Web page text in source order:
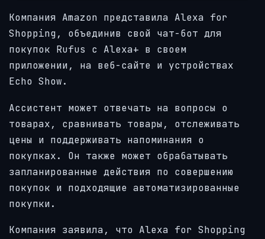
Компания Amazon представила Alexa for
Shopping, объединив свой чат-бот для
покупок Rufus с Alexa+ в своем
приложении, на веб-сайте и устройствах
Echo Show.
Ассистент может отвечать на вопросы о
товарах, сравнивать товары, отслеживать
цены и поддерживать напоминания о
покупках. Он также может обрабатывать
запланированные действия по совершению
покупок и подходящие автоматизированные
покупки.
Компания заявила, что Alexa for Shopping